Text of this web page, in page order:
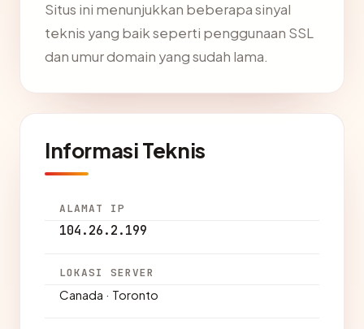
Situs ini menunjukkan beberapa sinyal
teknis yang baik seperti penggunaan SSL
dan umur domain yang sudah lama.
Informasi Teknis
ALAMAT IP
104.26.2.199
LOKASI SERVER
Canada · Toronto